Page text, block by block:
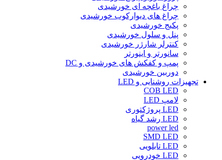
چراغ باغچه ای خورشیدی
چراغ های دیوارکوب خورشیدی
پکیج خورشیدی
پنل و سلول خورشیدی
کنترلر شارژر خورشیدی
سانورتر و اینورتر
پمپ و کفکش های خورشیدی و DC
دوربین خورشیدی
تجهیزات روشنایی و LED
COB LED
لامپ LED
LED پروژکتوری
LED رشد گیاه
power led
SMD LED
LED تابلویی
LED خودرویی